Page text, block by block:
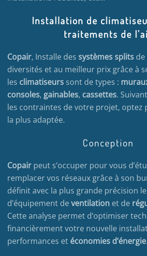
Installation de
traitements de
Copair, Installe des systèmes splits
diversités et au meilleur prix grâce à
les climatiseurs sont de types :
consoles, gainables, cassettes.
les contraintes de votre projet, optez
la plus adaptée.
Conception
Copair peut s’occuper pour vous
remplacer vos réseaux grâce à son
définit avec la plus grande précision
d’équipement deventilation et de
Cette analyse permet d’optimiser
financièrement votre nouvelle
performances et économies d’énergie.